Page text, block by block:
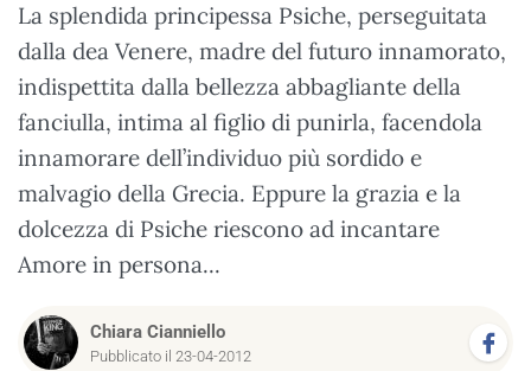
La splendida principessa Psiche, perseguitata
dalla dea Venere, madre del futuro innamorato,
indispettita dalla bellezza abbagliante della
fanciulla, intima al figlio di punirla, facendola
innamorare dell’individuo più sordido e
malvagio della Grecia. Eppure la grazia e la
dolcezza di Psiche riescono ad incantare
Amore in persona...
Chiara Cianniello
Pubblicato il 23-04-2012